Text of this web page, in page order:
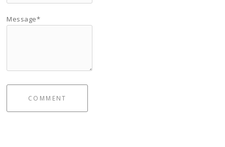
Message*
COMMENT